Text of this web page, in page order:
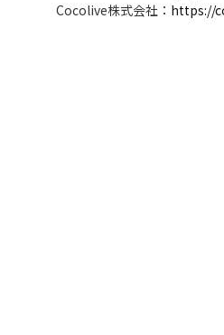
Cocolive株式会社： https://